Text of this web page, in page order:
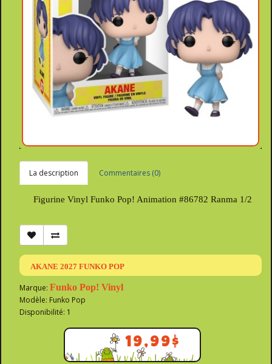
La description Commentaires (0)
Figurine Vinyl Funko Pop! Animation #86782 Ranma 1/2
AKANE 2027 FUNKO POP
Marque: Funko Pop! Vinyl
Modèle: Funko Pop
Disponibilité: 1
19,99$